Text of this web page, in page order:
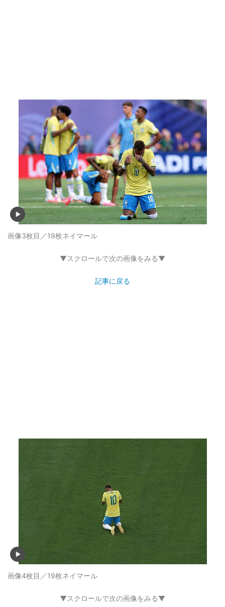
画像3枚目／19枚ネイマール
▼スクロールで次の画像をみる▼
記事に戻る
画像4枚目／19枚ネイマール
▼スクロールで次の画像をみる▼